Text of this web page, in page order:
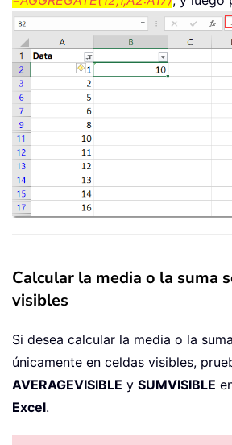
Calcular la media o la suma
visibles
Si desea calcular la media o la
únicamente en celdas visibles,
AVERAGEVISIBLE y SUMVISIBLE
Excel.